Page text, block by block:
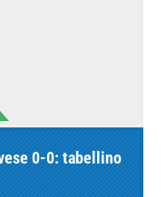
0-0: tabellino